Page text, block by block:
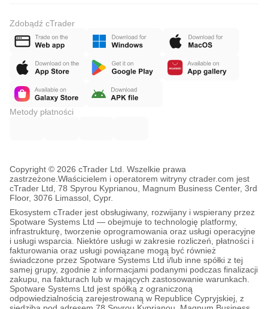
Zdobądź cTrader
Metody płatności
Copyright © 2026 cTrader Ltd. Wszelkie prawa
zastrzeżone. Właścicielem i operatorem witryny ctrader.com jest
cTrader Ltd, 78 Spyrou Kyprianou, Magnum Business Center, 3rd
Floor, 3076 Limassol, Cypr.
Ekosystem cTrader jest obsługiwany, rozwijany i wspierany przez
Spotware Systems Ltd — obejmuje to technologię platformy,
infrastrukturę, tworzenie oprogramowania oraz usługi operacyjne
i usługi wsparcia. Niektóre usługi w zakresie rozliczeń, płatności i
fakturowania oraz usługi powiązane mogą być również
świadczone przez Spotware Systems Ltd i/lub inne spółki z tej
samej grupy, zgodnie z informacjami podanymi podczas finalizacji
zakupu, na fakturach lub w mających zastosowanie warunkach.
Spotware Systems Ltd jest spółką z ograniczoną
odpowiedzialnością zarejestrowaną w Republice Cypryjskiej, z